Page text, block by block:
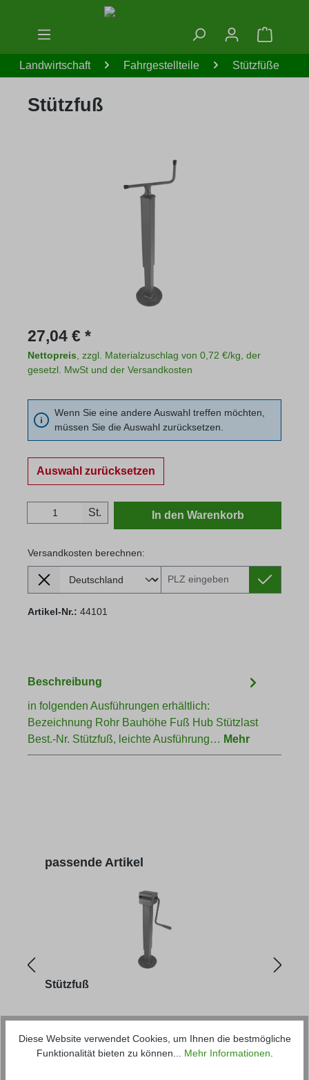
Zum Hauptinhalt springen
Landwirtschaft Fahrgestellteile Stützfüße
Stützfuß
Regulärer Preis:
27,04 € *
Nettopreis , zzgl. Materialzuschlag von 0,72 €/kg, der
gesetzl. MwSt und der Versandkosten
Wenn Sie eine andere Auswahl treffen möchten,
müssen Sie die Auswahl zurücksetzen.
Auswahl zurücksetzen
Produkt Anzahl: Gib den gewünschten
St. In den Warenkorb
Versandkosten berechnen:
Lieferland
Versandkosten berechnen:
Artikel-Nr.: 44101
Beschreibung
in folgenden Ausführungen erhältlich:
Bezeichnung Rohr Bauhöhe Fuß Hub Stützlast
Best.-Nr. Stützfuß, leichte Ausführung… Mehr
Produktgalerie überspringen
passende Artikel
Stützfuß
Artikel-Nr.: 44121
Diese Website verwendet Cookies, um Ihnen die bestmögliche
Funktionalität bieten zu können... Mehr Informationen.